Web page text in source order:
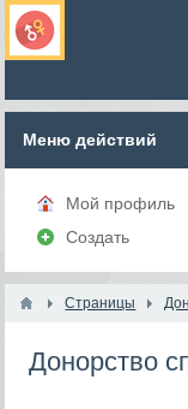
Меню действий
Мой профиль
Создать
Страницы
Донорство